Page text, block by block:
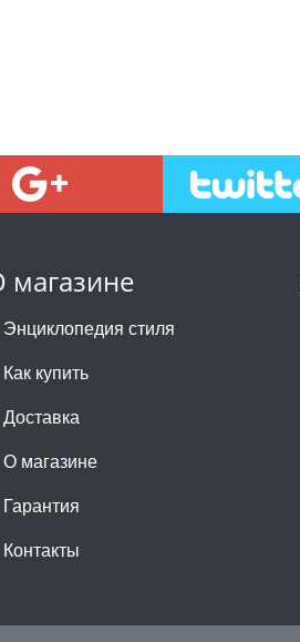
магазине
Энциклопедия стиля
Как купить
Доставка
О магазине
Гарантия
Контакты